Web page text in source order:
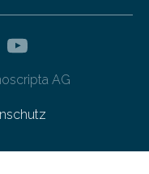
AG